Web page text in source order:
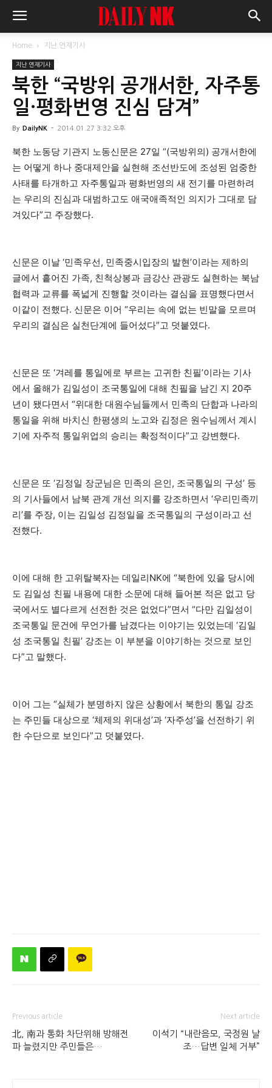
Home 지난 연재기사
지난 연재기사
북한 “국방위 공개서한, 자주통
일·평화번영 진심 담겨”
By DailyNK - 2014.01.27 3:32 오후
북한 노동당 기관지 노동신문은 27일 “(국방위의) 공개서한에
는 어떻게 하나 중대제안을 실현해 조선반도에 조성된 엄중한
사태를 타개하고 자주통일과 평화번영의 새 전기를 마련하려
는 우리의 진심과 대범하고도 애국애족적인 의지가 그대로 담
겨있다”고 주장했다.
신문은 이날 ‘민족우선, 민족중시입장의 발현’이라는 제하의
글에서 흩어진 가족, 친척상봉과 금강산 관광도 실현하는 북남
협력과 교류를 폭넓게 진행할 것이라는 결심을 표명했다면서
이같이 전했다. 신문은 이어 “우리는 속에 없는 빈말을 모르며
우리의 결심은 실천단계에 들어섰다”고 덧붙였다.
신문은 또 ‘겨레를 통일에로 부르는 고귀한 친필’이라는 기사
에서 올해가 김일성이 조국통일에 대해 친필을 남긴 지 20주
년이 됐다면서 “위대한 대원수님들께서 민족의 단합과 나라의
통일을 위해 바치신 한평생의 노고와 김정은 원수님께서 계시
기에 자주적 통일위업의 승리는 확정적이다”고 강변했다.
신문은 또 ‘김정일 장군님은 민족의 은인, 조국통일의 구성’ 등
의 기사들에서 남북 관계 개선 의지를 강조하면서 ‘우리민족끼
리’를 주장, 이는 김일성 김정일을 조국통일의 구성이라고 선
전했다.
이에 대해 한 고위탈북자는 데일리NK에 “북한에 있을 당시에
도 김일성 친필 내용에 대한 소문에 대해 들어본 적은 없고 당
국에서도 별다르게 선전한 것은 없었다”면서 “다만 김일성이
조국통일 문건에 무언가를 남겼다는 이야기는 있었는데 ‘김일
성 조국통일 친필’ 강조는 이 부분을 이야기하는 것으로 보인
다”고 말했다.
이어 그는 “실체가 분명하지 않은 상황에서 북한의 통일 강조
는 주민들 대상으로 ‘체제의 위대성’과 ‘자주성’을 선전하기 위
한 수단으로 보인다”고 덧붙였다.
Previous article
北, 南과 통화 차단위해 방해전
파 늘렸지만 주민들은…
Next article
이석기 “내란음모, 국정원 날
조…답변 일체 거부”